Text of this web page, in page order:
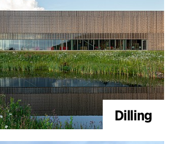
Dilling